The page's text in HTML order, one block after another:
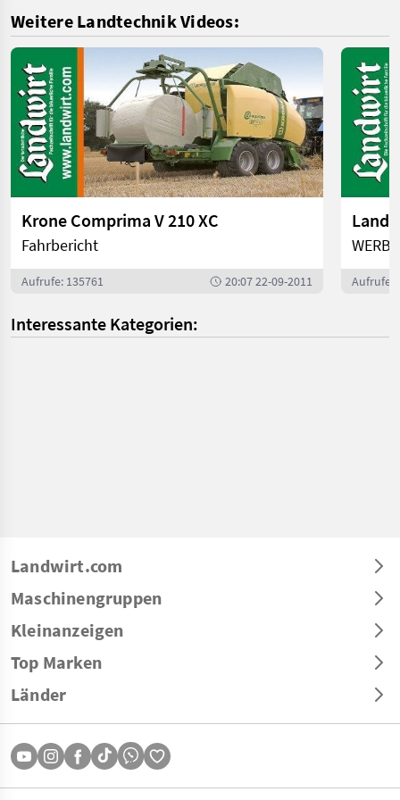
Weitere Landtechnik Videos:
Krone Comprima V 210 XC
Fahrbericht
Aufrufe: 135761 20:07 22-09-2011 Aufrufe:
Interessante Kategorien:
Landwirt.com
Maschinengruppen
Kleinanzeigen
Top Marken
Länder